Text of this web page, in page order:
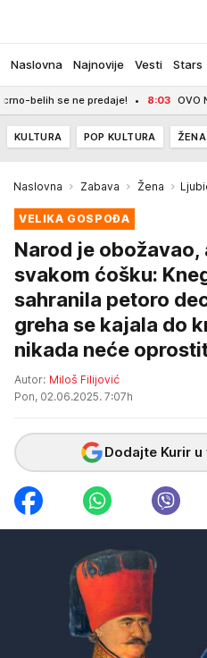
Naslovna Najnovije Vesti Stars
OVO NISU KUĆE, OVO SU DVORCI!
KULTURA POP KULTURA ŽENA
Naslovna Zabava Žena
VELIKA GOSPOĐA
Narod je obožavao,
svakom ćošku:
sahranila petoro
greha se kajala do
nikada neće
Autor: Miloš Filijović
Pon, 02.06.2025. 7:07h
Dodajte Kurir